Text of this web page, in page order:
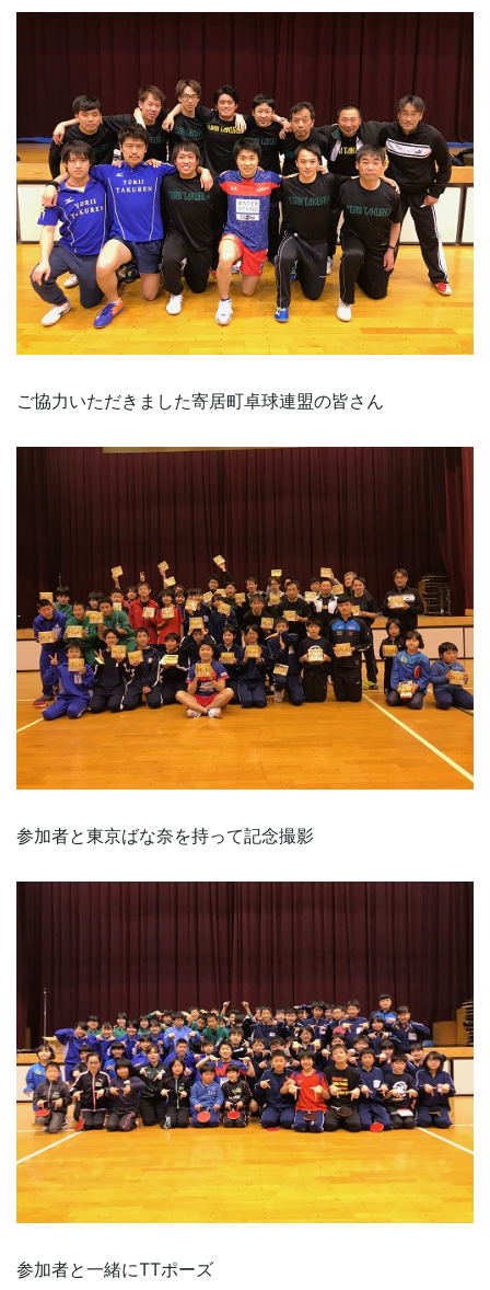
ご協力いただきました寄居町卓球連盟の皆さん
参加者と東京ばな奈を持って記念撮影
参加者と一緒にTTポーズ